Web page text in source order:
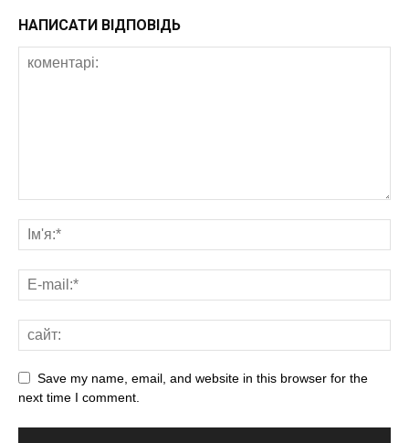
НАПИСАТИ ВІДПОВІДЬ
Save my name, email, and website in this browser for the
next time I comment.